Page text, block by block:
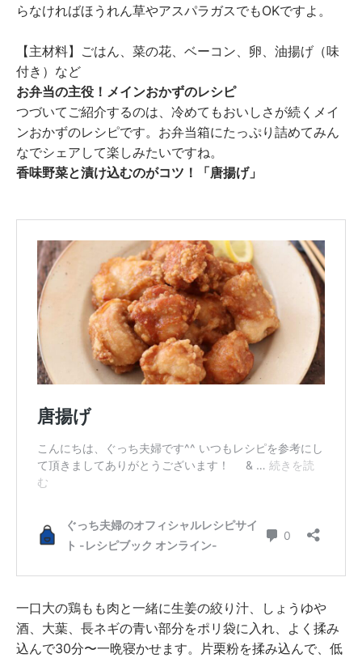
らなければほうれん草やアスパラガスでもOKですよ。
【主材料】ごはん、菜の花、ベーコン、卵、油揚げ（味
付き）など
お弁当の主役！メインおかずのレシピ
つづいてご紹介するのは、冷めてもおいしさが続くメイ
ンおかずのレシピです。お弁当箱にたっぷり詰めてみん
なでシェアして楽しみたいですね。
香味野菜と漬け込むのがコツ！「唐揚げ」
一口大の鶏もも肉と一緒に生姜の絞り汁、しょうゆや
酒、大葉、長ネギの青い部分をポリ袋に入れ、よく揉み
込んで30分〜一晩寝かせます。片栗粉を揉み込んで、低